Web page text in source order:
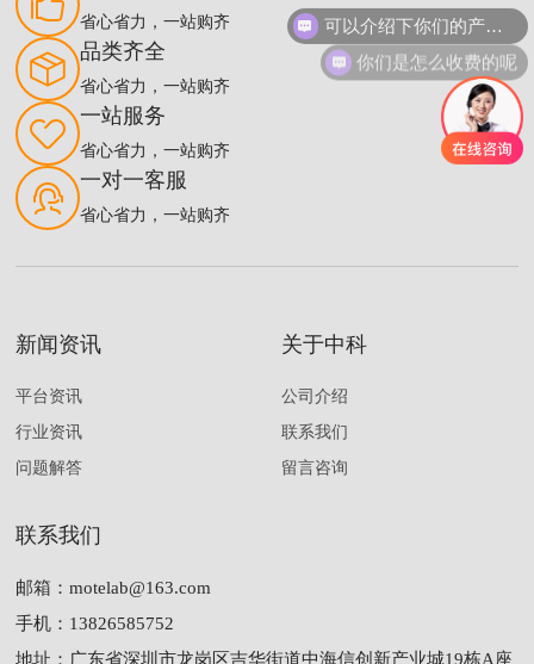
省心省力，一站购齐
品类齐全
省心省力，一站购齐
一站服务
省心省力，一站购齐
一对一客服
省心省力，一站购齐
新闻资讯
平台资讯
行业资讯
问题解答
关于中科
公司介绍
联系我们
留言咨询
联系我们
邮箱：motelab@163.com
手机： 13826585752
地址： 广东省深圳市龙岗区吉华街道中海信创新产业城19栋A座
可以介绍下你们的产品么
你们是怎么收费的呢